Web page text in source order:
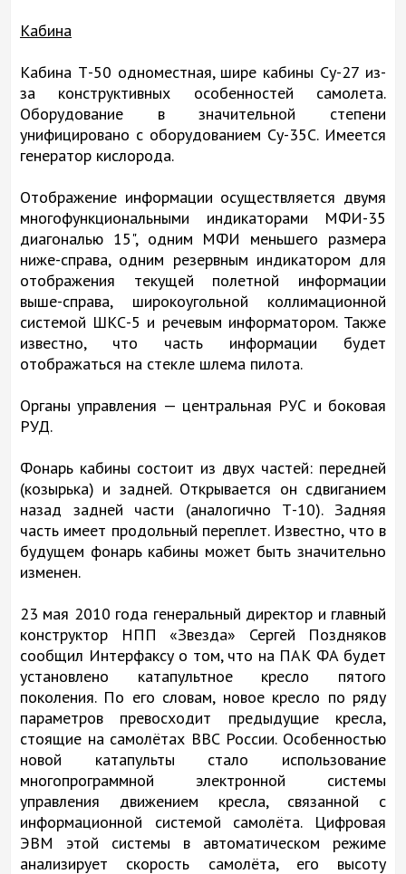
Кабина
Кабина Т-50 одноместная, шире кабины Су-27 из-
за конструктивных особенностей самолета.
Оборудование в значительной степени
унифицировано с оборудованием Су-35С. Имеется
генератор кислорода.
Отображение информации осуществляется двумя
многофункциональными индикаторами МФИ-35
диагональю 15", одним МФИ меньшего размера
ниже-справа, одним резервным индикатором для
отображения текущей полетной информации
выше-справа, широкоугольной коллимационной
системой ШКС-5 и речевым информатором. Также
известно, что часть информации будет
отображаться на стекле шлема пилота.
Органы управления — центральная РУС и боковая
РУД.
Фонарь кабины состоит из двух частей: передней
(козырька) и задней. Открывается он сдвиганием
назад задней части (аналогично Т-10). Задняя
часть имеет продольный переплет. Известно, что в
будущем фонарь кабины может быть значительно
изменен.
23 мая 2010 года генеральный директор и главный
конструктор НПП «Звезда» Сергей Поздняков
сообщил Интерфаксу о том, что на ПАК ФА будет
установлено катапультное кресло пятого
поколения. По его словам, новое кресло по ряду
параметров превосходит предыдущие кресла,
стоящие на самолётах ВВС России. Особенностью
новой катапульты стало использование
многопрограммной электронной системы
управления движением кресла, связанной с
информационной системой самолёта. Цифровая
ЭВМ этой системы в автоматическом режиме
анализирует скорость самолёта, его высоту